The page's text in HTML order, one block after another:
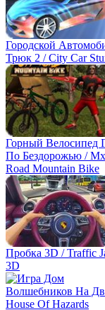
Городской
Трюк 2 / City Car
Горный Велосипед
По Бездорожью /
Road Mountain Bike
Пробка 3D / Traffic
3D